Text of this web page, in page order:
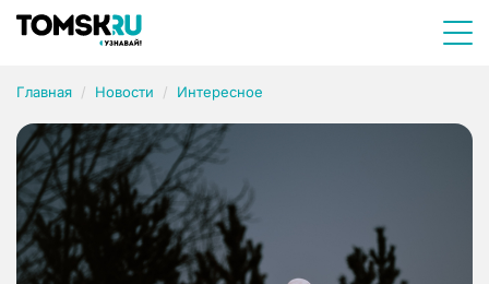
Главная Новости Интересное